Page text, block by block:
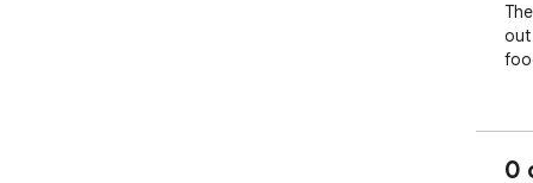
out
0